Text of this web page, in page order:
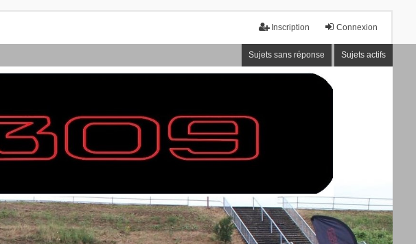
Connexion
Inscription
Sujets sans réponse Sujets actifs